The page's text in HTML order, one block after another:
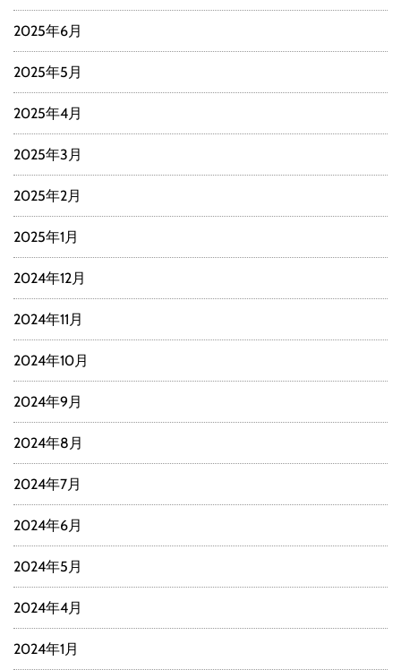
2025年6月
2025年5月
2025年4月
2025年3月
2025年2月
2025年1月
2024年12月
2024年11月
2024年10月
2024年9月
2024年8月
2024年7月
2024年6月
2024年5月
2024年4月
2024年1月